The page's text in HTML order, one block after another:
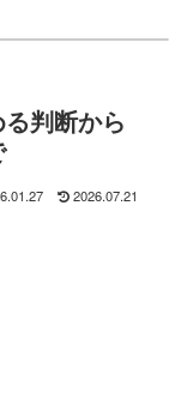
判断から
2026.07.21